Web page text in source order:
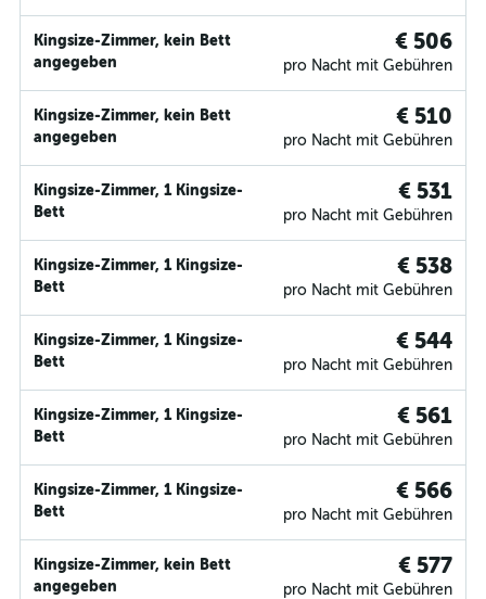
Kingsize-Zimmer, kein Bett
angegeben
€ 506
pro Nacht mit Gebühren
Kingsize-Zimmer, kein Bett
angegeben
€ 510
pro Nacht mit Gebühren
Kingsize-Zimmer, 1 Kingsize-
Bett
€ 531
pro Nacht mit Gebühren
Kingsize-Zimmer, 1 Kingsize-
Bett
€ 538
pro Nacht mit Gebühren
Kingsize-Zimmer, 1 Kingsize-
Bett
€ 544
pro Nacht mit Gebühren
Kingsize-Zimmer, 1 Kingsize-
Bett
€ 561
pro Nacht mit Gebühren
Kingsize-Zimmer, 1 Kingsize-
Bett
€ 566
pro Nacht mit Gebühren
Kingsize-Zimmer, kein Bett
angegeben
€ 577
pro Nacht mit Gebühren